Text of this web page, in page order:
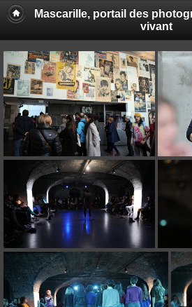
Mascarille, portail des
vivant